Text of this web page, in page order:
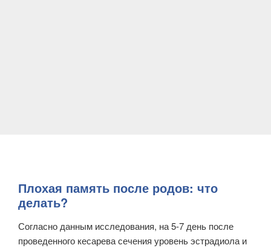
Плохая память после родов: что
делать?
Согласно данным исследования, на 5-7 день после
проведенного кесарева сечения уровень эстрадиола и